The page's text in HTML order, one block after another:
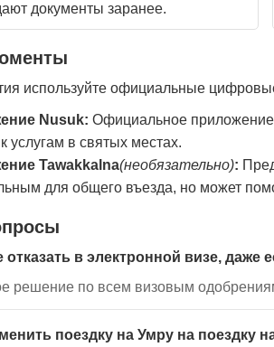
документы заранее.
используйте официальные
Nusuk: Официальное
услугам в святых местах.
Tawakkalna(необязательно):
для общего въезда, но может
отказать в электронной визе,
решение по всем визовым
поездку на Умру на поездку